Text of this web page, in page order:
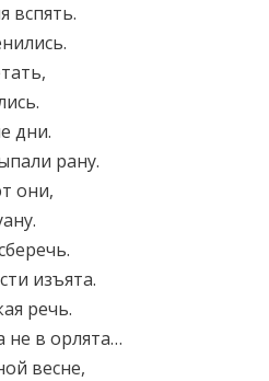
вспять.
дни.
рану.
они,
изъята.
речь.
в орлята…
весне,